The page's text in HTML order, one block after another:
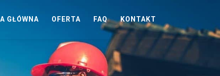
GŁÓWNA OFERTA FAQ KONTAKT